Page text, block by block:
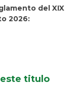
del XIX
2026:
titulo